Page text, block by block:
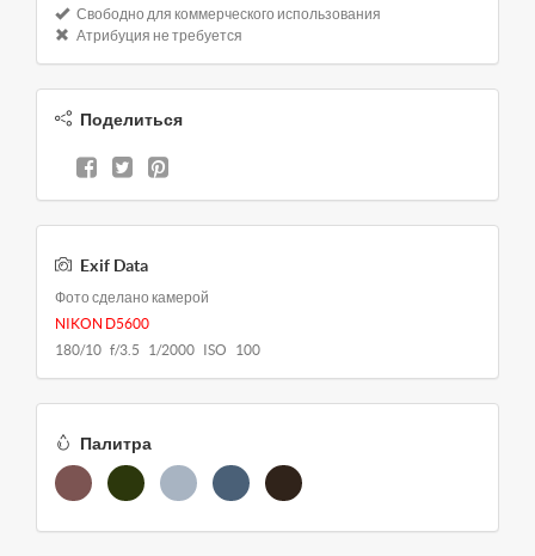
Свободно для коммерческого использования
Атрибуция не требуется
Поделиться
Exif Data
Фото сделано камерой
NIKON D5600
180/10 f/3.5 1/2000 ISO 100
Палитра